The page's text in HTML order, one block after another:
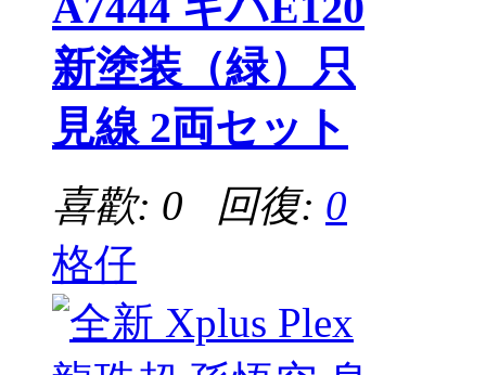
新塗装（緑）只
見線 2両セット
喜歡: 0 回復: 0
格仔